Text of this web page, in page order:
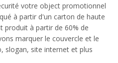
votre object promotionnel
à partir d'un carton de haute
produit à partir de 60% de
marquer le couvercle et le
slogan, site internet et plus